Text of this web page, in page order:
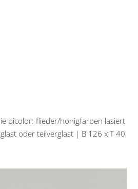
bicolor: flieder/honigfarben lasiert
oder teilverglast | B 126 x T 40